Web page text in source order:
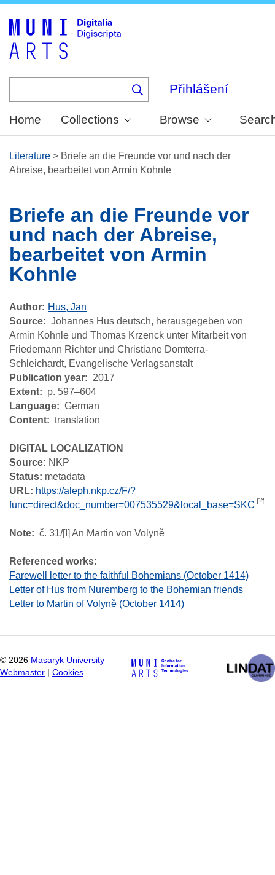
Přihlášení
Home Collections Browse
Literature > Briefe an die Freunde vor und nach der
Abreise, bearbeitet von Armin Kohnle
Briefe an die Freunde vor
und nach der Abreise,
bearbeitet von Armin
Kohnle
Author
Hus, Jan
Source
Johannes Hus deutsch, herausgegeben von
Armin Kohnle und Thomas Krzenck unter Mitarbeit von
Friedemann Richter und Christiane Domterra-
Schleichardt, Evangelische Verlagsanstalt
Publication year
2017
Extent
p. 597–604
Language
German
Content
translation
DIGITAL LOCALIZATION
Source: NKP
Status: metadata
URL: https://aleph.nkp.cz/F/?
func=direct&doc_number=007535529&local_base=SKC
Note č. 31/[I] An Martin von Volyně
Referenced works:
Farewell letter to the faithful Bohemians (October 1414)
Letter of Hus from Nuremberg to the Bohemian friends
Letter to Martin of Volyně (October 1414)
© 2026 Masaryk University
Webmaster
Cookies